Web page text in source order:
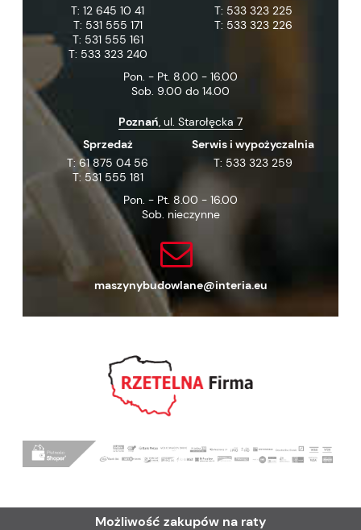
T:12 645 10 41
T: 531 555 171
T: 531 555 161
T: 533 323 240
T: 533 323 225
T: 533 323 226
Pon. - Pt. 8.00 - 16.00
Sob. 9.00 do 14.00
Poznań , ul. Starołęcka 7
Sprzedaż
T:61 875 04 56
T: 531 555 181
Serwis i wypożyczalnia
T: 533 323 259
Pon. - Pt. 8.00 - 16.00
Sob. nieczynne
maszynybudowlane@interia.eu
Możliwość zakupów na raty